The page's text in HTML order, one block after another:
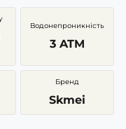
Водонепроникність
3 ATM
Бренд
Skmei